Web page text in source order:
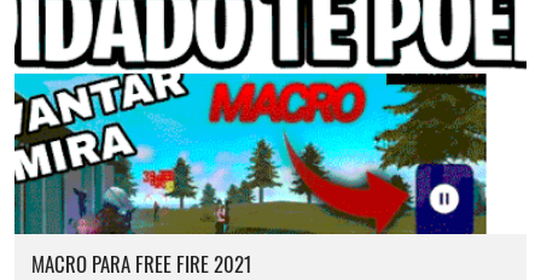
Cómo quitar la mascota en free fire 2026
Cómo reclamar los diamantes gratis del servidor avanzado por reportar errores
MACRO PARA FREE FIRE 2021